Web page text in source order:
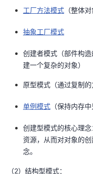
工厂方法模式 （整体
抽象工厂模式
创建者模式（部件构
建一个复杂的对象）
原型模式（通过复制的
单例模式 （保持内存
创建型模式的核心理
资源，从而对对象的
念。
（2）结构型模式：